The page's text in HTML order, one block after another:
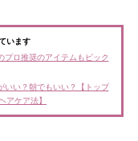
います
プロ推奨のアイテムもピック
いい？朝でもいい？【トップ
アケア法】